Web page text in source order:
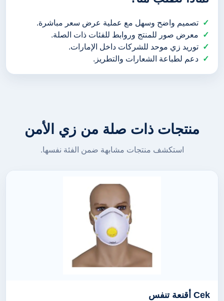
تصميم واضح وسهل مع عملية عرض سعر مباشرة.
معرض صور للمنتج وروابط للفئات ذات الصلة.
توريد زي موحد للشركات داخل الإمارات.
دعم لطباعة الشعارات والتطريز.
منتجات ذات صلة من زي الأمن
استكشف منتجات مشابهة ضمن الفئة نفسها.
Cek أقنعة تنفس